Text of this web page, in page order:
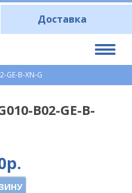
Доставка
GE-B-XN-G
B02-GE-B-